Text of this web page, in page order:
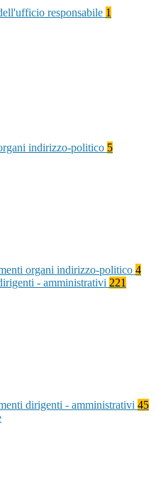
responsabile 1
indirizzo-politico 5
organi indirizzo-politico 4
- amministrativi 221
dirigenti - amministrativi 45